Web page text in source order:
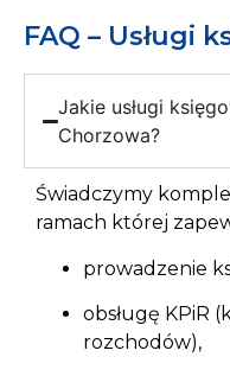
FAQ – Usługi
Jakie usługi
Chorzowa?
Świadczymy
ramach której
prowadzenie
obsługę KPiR
rozchodów),